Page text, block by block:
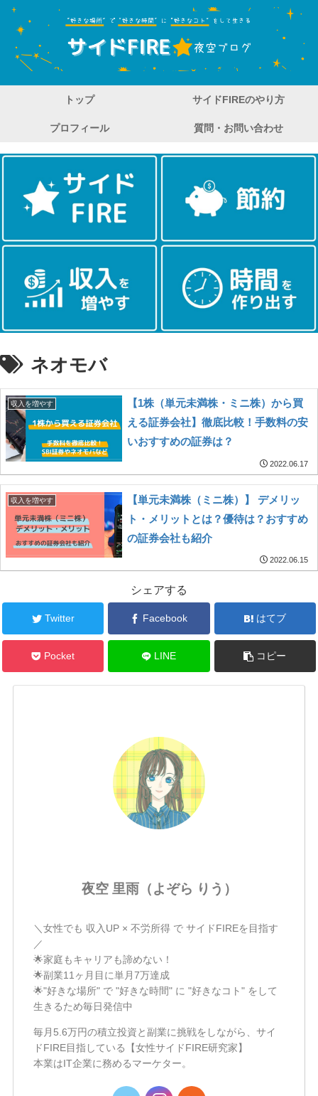
トップ サイドFIREのやり方
プロフィール 質問・お問い合わせ
ネオモバ
収入を増やす
【1株（単元未満株・ミニ株）から買
える証券会社】徹底比較！手数料の安
いおすすめの証券は？
2022.06.17
収入を増やす
【単元未満株（ミニ株）】 デメリッ
ト・メリットとは？優待は？おすすめ
の証券会社も紹介
2022.06.15
シェアする
Twitter Facebook はてブ
Pocket LINE コピー
夜空 里雨（よぞら りう）
＼女性でも 収入UP × 不労所得 で サイドFIREを目指す
／
🌟家庭もキャリアも諦めない！
🌟副業11ヶ月目に単月7万達成
🌟"好きな場所" で "好きな時間" に "好きなコト" をして
生きるため毎日発信中
毎月5.6万円の積立投資と副業に挑戦をしながら、サイ
ドFIRE目指している【女性サイドFIRE研究家】
本業はIT企業に務めるマーケター。